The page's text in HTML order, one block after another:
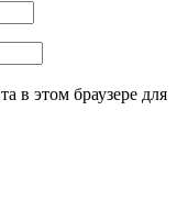
в этом браузере для